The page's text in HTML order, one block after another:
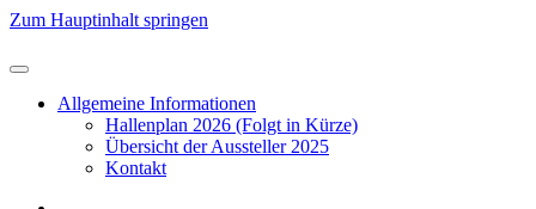
Zum Hauptinhalt springen
Allgemeine Informationen
Hallenplan 2026 (Folgt in Kürze)
Übersicht der Aussteller 2025
Kontakt